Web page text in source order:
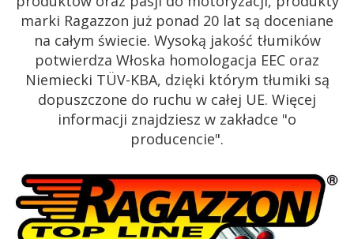
marki Ragazzon już ponad 20 lat są doceniane
na całym świecie. Wysoką jakość tłumików
potwierdza Włoska homologacja EEC oraz
Niemiecki TÜV-KBA, dzięki którym tłumiki są
dopuszczone do ruchu w całej UE. Więcej
informacji znajdziesz w zakładce "o
producencie".